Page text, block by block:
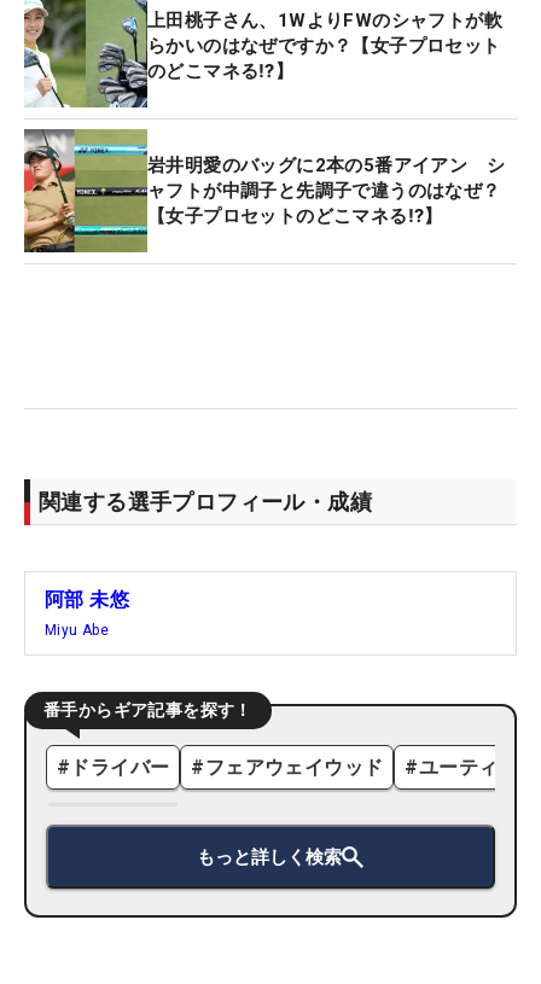
上田桃子さん、1WよりFWのシャフトが軟
らかいのはなぜですか？【女子プロセット
のどこマネる⁉】
岩井明愛のバッグに2本の5番アイアン シ
ャフトが中調子と先調子で違うのはなぜ？
【女子プロセットのどこマネる⁉】
関連する選手プロフィール・成績
阿部 未悠
Miyu Abe
番手からギア記事を探す！
# ドライバー #フェアウェイウッド #ユーティリ
もっと詳しく検索